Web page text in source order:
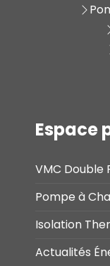
Espace
VMC Double
Pompe à
Isolation
Actualités